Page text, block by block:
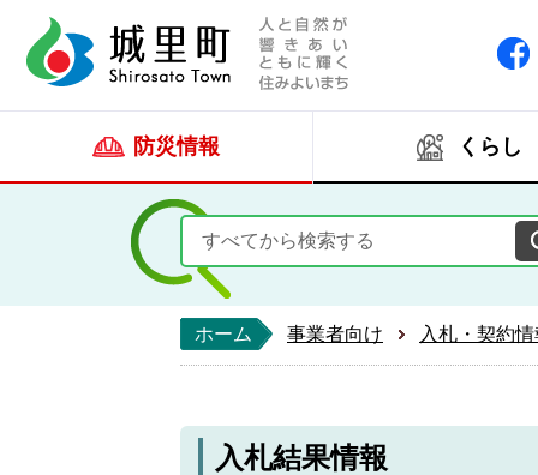
防災情報 くらし
ホーム 事業者向け 入札・契約
入札結果情報